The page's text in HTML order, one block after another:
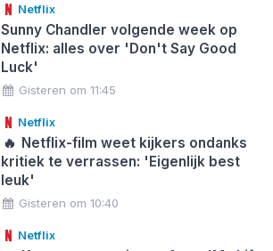
Netflix
Sunny Chandler volgende week op
Netflix: alles over 'Don't Say Good
Luck'
Gisteren om 11:45
Netflix
🔥 Netflix-film weet kijkers ondanks
kritiek te verrassen: 'Eigenlijk best
leuk'
Gisteren om 10:40
Netflix